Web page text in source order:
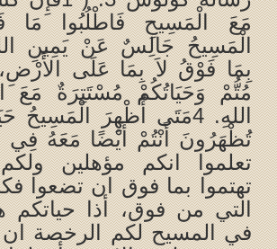
مَعَ الْمَسِيحِ فَاطْلُبُوا
مُتُّمْ وَحَيَاتُكُمْ مُسْتَتِرَةٌ مَعَ
اللهِ. 4مَتَى أُظْهِرَ الْمَسِيحُ
تُظْهَرُونَ أَنْتُمْ أَيْضًا مَعَهُ
تعلموا انكم مؤهلين
تهتموا بما فوق ان تضعوا
التي من فوق، أذا
في المسيح لكم الرخصة ان